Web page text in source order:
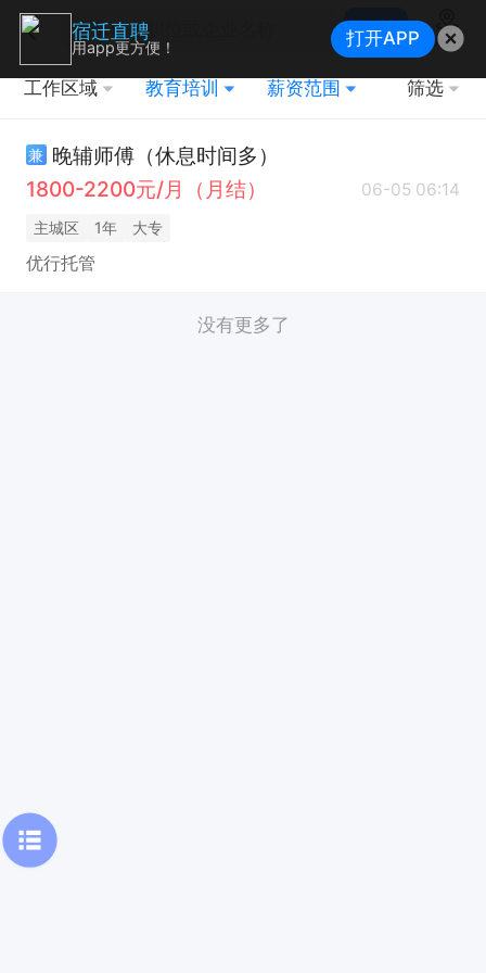
搜索
地图
工作区域 教育培训 薪资范围 筛选
兼 晚辅师傅（休息时间多）
1800-2200元/月（月结）
06-05 06:14
主城区 1年 大专
优行托管
没有更多了
宿迁直聘
用app更方便！ 打开APP